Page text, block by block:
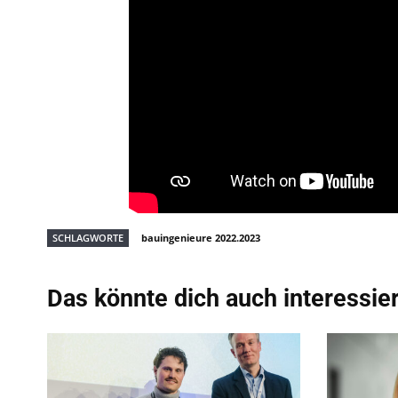
SCHLAGWORTE bauingenieure 2022.2023
Das könnte dich auch